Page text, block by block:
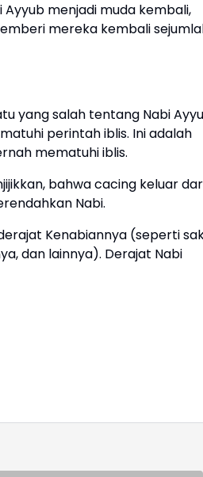
Ayyub menjadi muda kembali,
mereka kembali
yang salah tentang Nabi
perintah iblis. Ini adalah
mematuhi iblis.
bahwa cacing keluar
Nabi.
Kenabiannya (seperti
dan lainnya). Derajat Nabi